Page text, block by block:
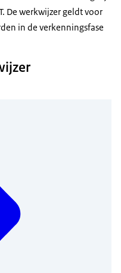
De werkwijzer geldt voor
in de verkenningsfase